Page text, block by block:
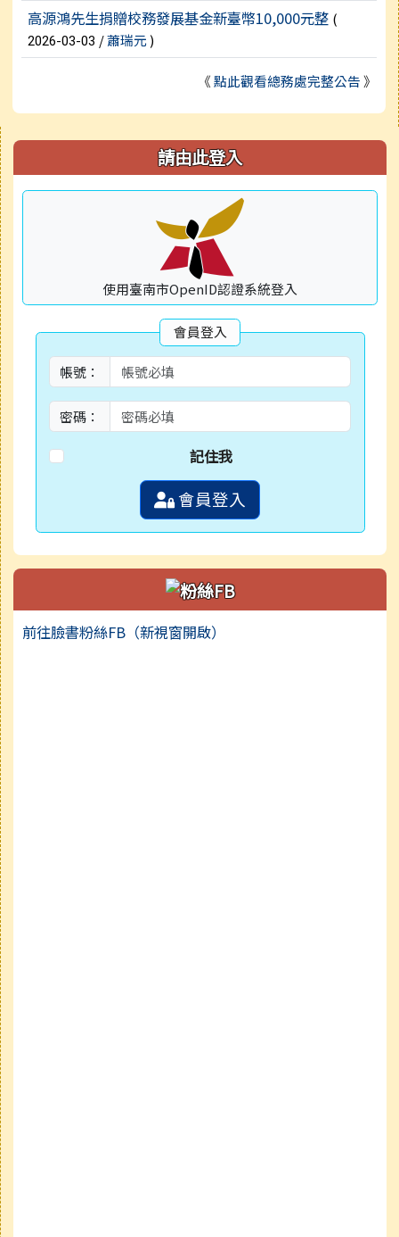
高源鴻先生捐贈校務發展基金新臺幣10,000元整 (
2026-03-03 /蕭瑞元)
《點此觀看總務處完整公告》
右邊區域內容 請由此登入
使用臺南市OpenID認證系統登入
會員登入
帳號：
密碼：
記住我
會員登入
前往臉書粉絲FB（新視窗開啟）